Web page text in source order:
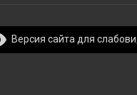
Версия сайта для